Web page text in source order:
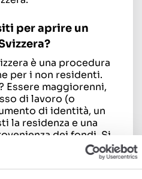
per aprire un
è una procedura
per i non residenti.
Essere maggiorenni,
di lavoro (o
di identità, un
la residenza e una
dei fondi. Si
possono
in Svizzera solo a